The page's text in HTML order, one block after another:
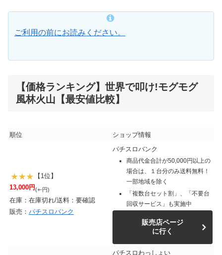
ご利用の前にお読みください。
【価格ランキング】世界で叩け!モグモグ
風林火山【最安値比較】
順位 ショップ情報
【1位】
13,000円(+-円)
在庫：在庫切れ/送料：要確認
販売： パチスロバンク
パチスロバンク
商品代金合計が50,000円以上の
場合は、１台分のみ送料無料！
一部地域を除く
「複数台セット割」、「不要台
回収サービス」も実施中
販売店ページ
に行く
パチスロわっしょい